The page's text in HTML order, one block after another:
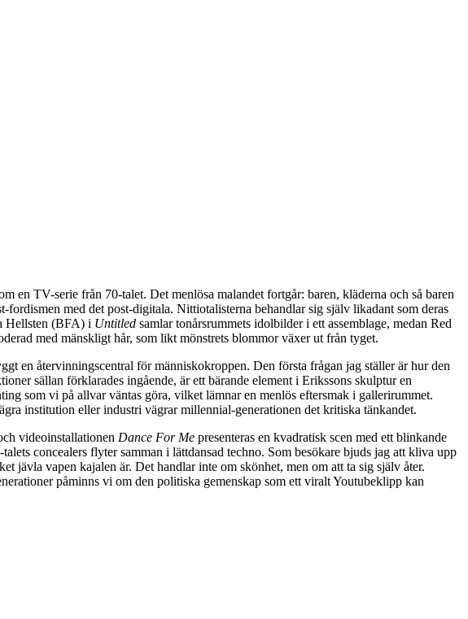
en TV-serie från 70-talet. Det menlösa malandet fortgår: baren, kläderna och så baren
med det post-digitala. Nittiotalisterna behandlar sig själv likadant som deras
Hellsten (BFA) i Untitled samlar tonårsrummets idolbilder i ett assemblage, medan Red
med mänskligt hår, som likt mönstrets blommor växer ut från tyget.
en återvinningscentral för människokroppen. Den första frågan jag ställer är hur den
sällan förklarades ingående, är ett bärande element i Erikssons skulptur en
som vi på allvar väntas göra, vilket lämnar en menlös eftersmak i gallerirummet.
institution eller industri vägrar millennial-generationen det kritiska tänkandet.
videoinstallationen Dance For Me presenteras en kvadratisk scen med ett blinkande
concealers flyter samman i lättdansad techno. Som besökare bjuds jag att kliva upp
jävla vapen kajalen är. Det handlar inte om skönhet, men om att ta sig själv åter.
påminns vi om den politiska gemenskap som ett viralt Youtubeklipp kan